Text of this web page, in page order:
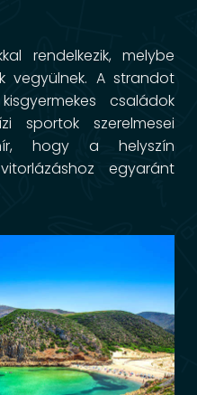
rendelkezik, melybe
vegyülnek. A strandot
családok
sportok szerelmesei
hogy a helyszín
vitorlázáshoz egyaránt